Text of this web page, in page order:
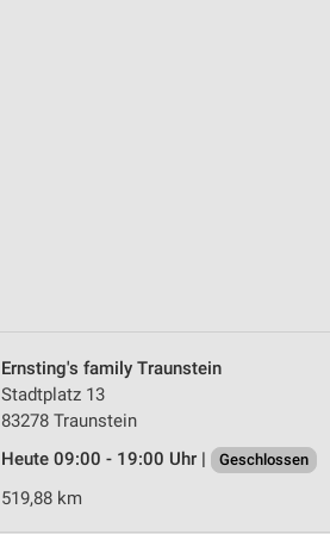
Ernsting's family Traunstein
Stadtplatz 13
83278 Traunstein
Heute 09:00 - 19:00 Uhr |
Geschlossen
519,88 km